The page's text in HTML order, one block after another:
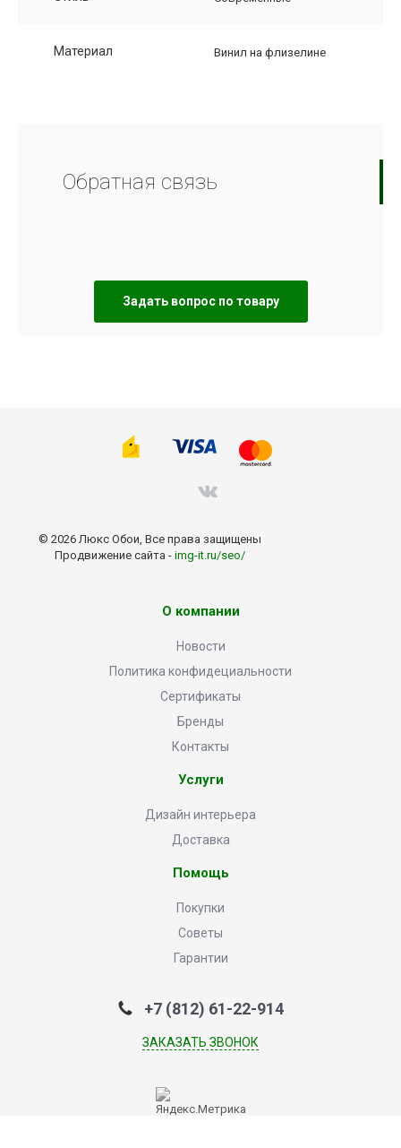
Материал Винил на флизелине
Обратная связь
Задать вопрос по товару
© 2026 Люкс Обои, Все права защищены
Продвижение сайта - img-it.ru/seo/
О компании
Новости
Политика конфидециальности
Сертификаты
Бренды
Контакты
Услуги
Дизайн интерьера
Доставка
Помощь
Покупки
Советы
Гарантии
+7 (812) 61-22-914
ЗАКАЗАТЬ ЗВОНОК